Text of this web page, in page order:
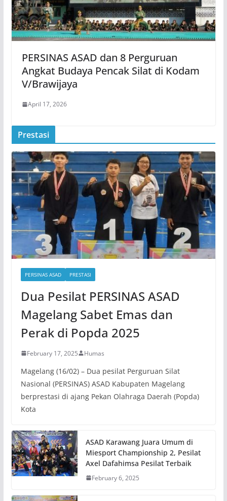
PERSINAS ASAD dan 8 Perguruan
Angkat Budaya Pencak Silat di Kodam
V/Brawijaya
April 17, 2026
Prestasi
PERSINAS ASAD PRESTASI
Dua Pesilat PERSINAS ASAD
Magelang Sabet Emas dan
Perak di Popda 2025
February 17, 2025 Humas
Magelang (16/02) – Dua pesilat Perguruan Silat
Nasional (PERSINAS) ASAD Kabupaten Magelang
berprestasi di ajang Pekan Olahraga Daerah (Popda)
Kota
ASAD Karawang Juara Umum di
Miesport Championship 2, Pesilat
Axel Dafahimsa Pesilat Terbaik
February 6, 2025